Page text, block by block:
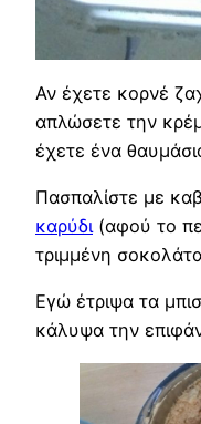
Αν έχετε κορνέ
απλώσετε την
έχετε ένα
Πασπαλίστε με
καρύδι(αφού το
τριμμένη
Εγώ έτριψα τα
κάλυψα την